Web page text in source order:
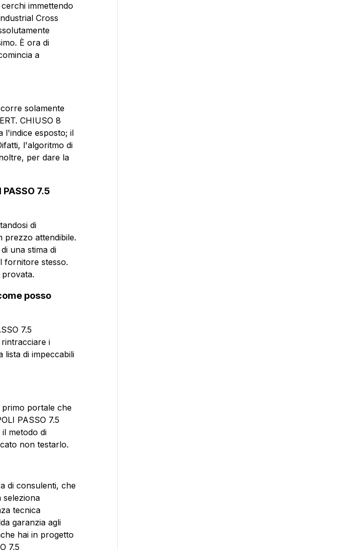
Azienda
Consenso obbligatorio
Consenso profilazione
immettendo
Cross
È ora di
a
solamente
CHIUSO 8
l'indice esposto; il
l'algoritmo di
per dare la
7.5
di
prezzo attendibile.
una stima di
fornitore stesso.
posso
7.5
rintracciare i
di impeccabili
primo portale che
PASSO 7.5
metodo di
non testarlo.
di consulenti, che
seleziona
tecnica
garanzia agli
hai in progetto
7.5